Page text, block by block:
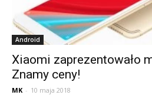
Android
Xiaomi zaprezentowało
Znamy ceny!
MK - 10 maja 2018